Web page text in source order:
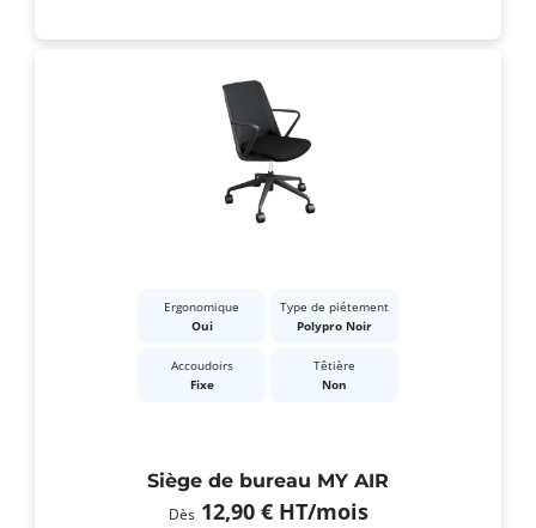
Ergonomique
Oui
Type de piétement
Polypro Noir
Accoudoirs
Fixe
Têtière
Non
Siège de bureau MY AIR
Dès 12,90 € HT/mois